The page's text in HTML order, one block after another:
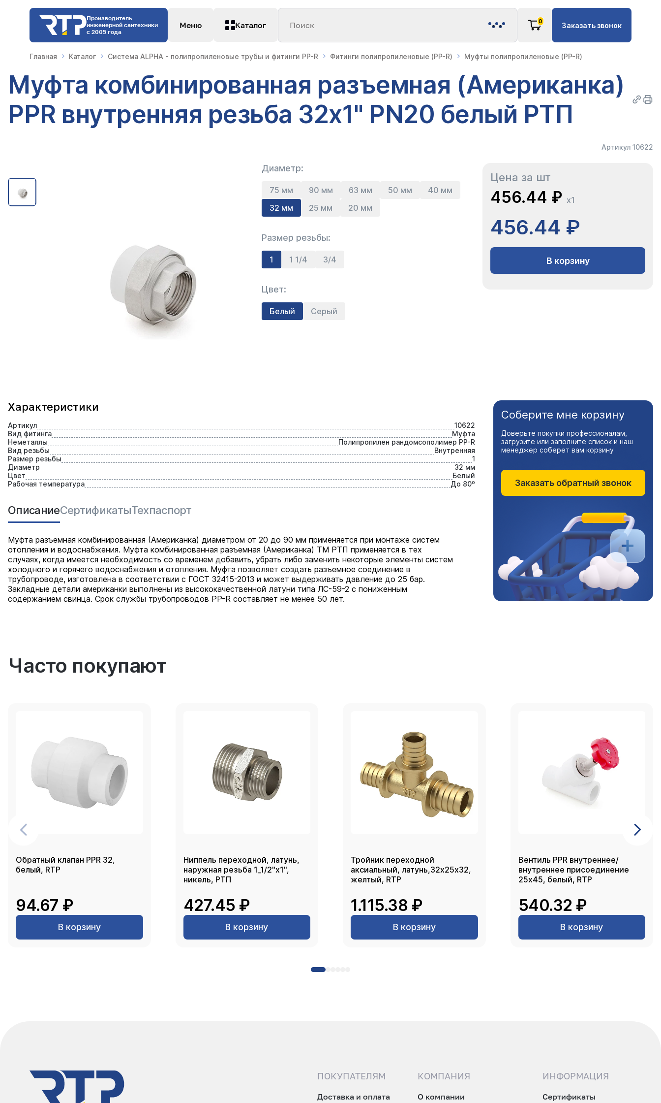
Производитель
инженерной сантехники
с 2005 года
Меню Каталог Поиск 0 Заказать звонок
Главная Каталог Система ALPHA - полипропиленовые трубы и фитинги PP-R Фитинги полипропиленовые (PP-R) Муфты полипропиленовые (PP-R)
Муфта комбинированная разъемная (Американка)
PPR внутренняя резьба 32х1" PN20 белый РТП
Артикул 10622
Диаметр:
75 мм 90 мм 63 мм 50 мм
40 мм
32 мм
25 мм 20 мм
Размер резьбы:
1 1 1/4 3/4
Цвет:
Белый Серый
Цена за шт
456.44 ₽ x1
456.44 ₽
В корзину
Характеристики
Артикул
10622
Вид фитинга
Муфта
Неметаллы
Полипропилен рандомсополимер PP-R
Вид резьбы
Внутренняя
Размер резьбы
1
Диаметр
32 мм
Цвет
Белый
Рабочая температура
До 80⁰
ОписаниеСертификатыТехпаспорт
Муфта разъемная комбинированная (Американка) диаметром от 20 до 90 мм применяется при монтаже систем
отопления и водоснабжения. Муфта комбинированная разъемная (Американка) ТМ РТП применяется в тех
случаях, когда имеется необходимость со временем добавить, убрать либо заменить некоторые элементы систем
холодного и горячего водоснабжения и отопления. Муфта позволяет создать разъемное соединение в
трубопроводе, изготовлена в соответствии с ГОСТ 32415-2013 и может выдерживать давление до 25 бар.
Закладные детали американки выполнены из высококачественной латуни типа ЛС-59-2 с пониженным
содержанием свинца. Срок службы трубопроводов PP-R составляет не менее 50 лет.
Соберите мне корзину
Доверьте покупки профессионалам,
загрузите или заполните список и наш
менеджер соберет вам корзину
Заказать обратный звонок
Часто покупают
Обратный клапан PPR 32,
белый, RTP
94.67 ₽
В корзину
Ниппель переходной, латунь,
наружная резьба 1_1/2"х1",
никель, РТП
427.45 ₽
В корзину
Тройник переходной
аксиальный, латунь,32х25х32,
желтый, RTP
1.115.38 ₽
В корзину
Вентиль PPR внутреннее/
внутреннее присоединение
25х45, белый, RTP
540.32 ₽
В корзину
ПОКУПАТЕЛЯМ
Доставка и оплата
КОМПАНИЯ
О компании
ИНФОРМАЦИЯ
Сертификаты